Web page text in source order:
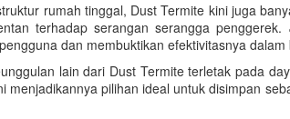
rumah tinggal, Dust Termite kini juga
terhadap serangan serangga penggerek.
dan membuktikan efektivitasnya
lain dari Dust Termite terletak pada
menjadikannya pilihan ideal untuk disimpan